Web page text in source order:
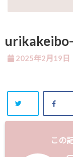
2025年2月19日
この